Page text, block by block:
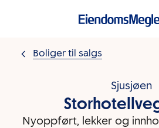
Boliger til salgs
Sjusjøen
Nyoppført, lekker og